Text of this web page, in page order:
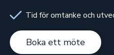
Tid för omtanke och
Boka ett möte